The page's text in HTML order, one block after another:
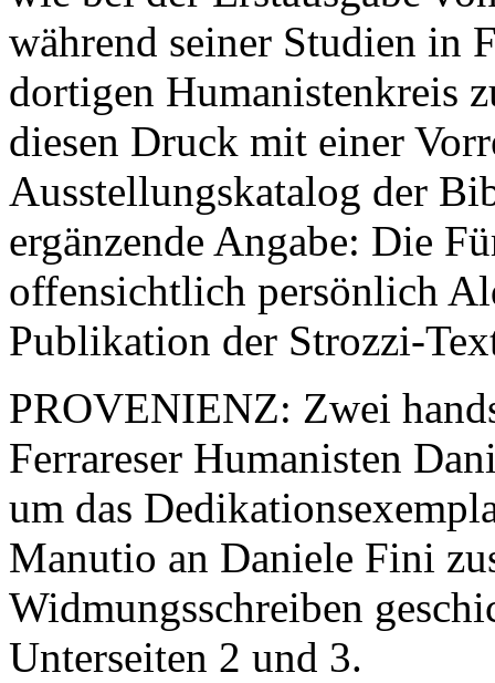
während seiner Studien in
dortigen Humanistenkreis
diesen Druck mit einer
Ausstellungskatalog der
ergänzende Angabe: Die
offensichtlich persönlich
Publikation der Strozzi-
PROVENIENZ: Zwei
Ferrareser Humanisten
um das
Manutio an Daniele Fini
Widmungsschreiben
Unterseiten 2 und 3.